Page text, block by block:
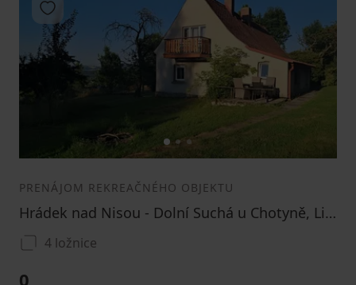
12 3
Pridať do obľúbených
PRENÁJOM REKREAČNÉHO OBJEKTU
Hrádek nad Nisou - Dolní Suchá u Chotyně, Liberecký kraj
4 ložnice
0